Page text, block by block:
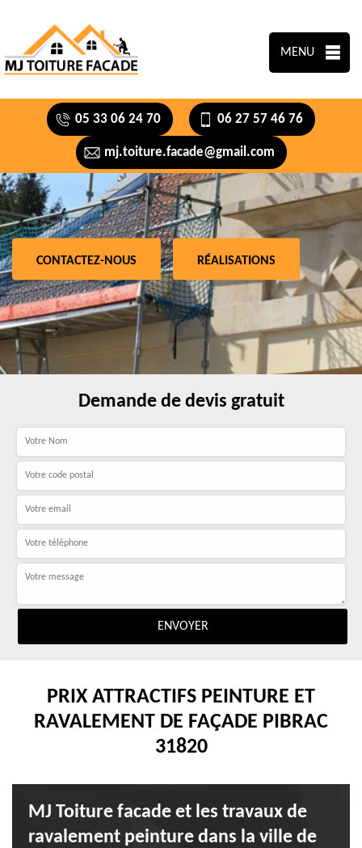
MENU
05 33 06 24 70 06 27 57 46 76
mj.toiture.facade@gmail.com
CONTACTEZ-NOUS RÉALISATIONS
Demande de devis gratuit
PRIX ATTRACTIFS PEINTURE ET
RAVALEMENT DE FAÇADE PIBRAC
31820
MJ Toiture facade et les travaux de
ravalement peinture dans la ville de